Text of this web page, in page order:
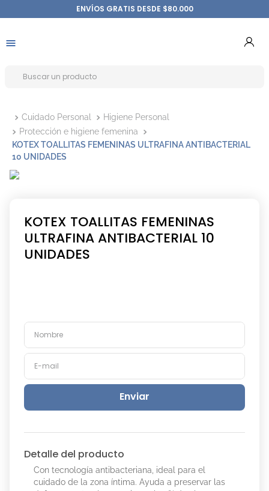
ENVÍOS GRATIS DESDE $80.000
Cuidado Personal
Higiene Personal
Protección e higiene femenina
KOTEX TOALLITAS FEMENINAS ULTRAFINA ANTIBACTERIAL
10 UNIDADES
KOTEX TOALLITAS FEMENINAS
ULTRAFINA ANTIBACTERIAL 10
UNIDADES
Enviar
Detalle del producto
Con tecnología antibacteriana, ideal para el
cuidado de la zona íntima. Ayuda a preservar las